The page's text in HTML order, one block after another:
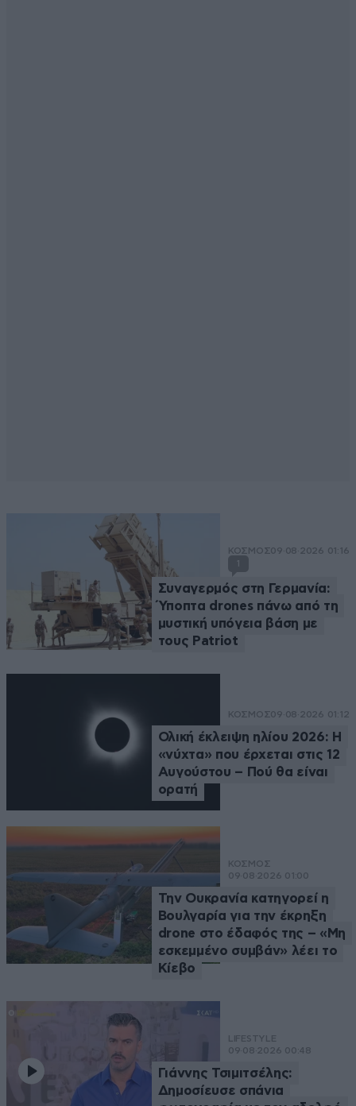
ΚΟΣΜΟΣ09·08·2026 01:16
1
Συναγερμός στη Γερμανία:
Ύποπτα drones πάνω από τη
μυστική υπόγεια βάση με
τους Patriot
ΚΟΣΜΟΣ09·08·2026 01:12
Ολική έκλειψη ηλίου 2026: Η
«νύχτα» που έρχεται στις 12
Αυγούστου – Πού θα είναι
ορατή
ΚΟΣΜΟΣ
09·08·2026 01:00
Την Ουκρανία κατηγορεί η
Βουλγαρία για την έκρηξη
drone στο έδαφός της – «Μη
εσκεμμένο συμβάν» λέει το
Κίεβο
LIFESTYLE
09·08·2026 00:48
Γιάννης Τσιμιτσέλης:
Δημοσίευσε σπάνια